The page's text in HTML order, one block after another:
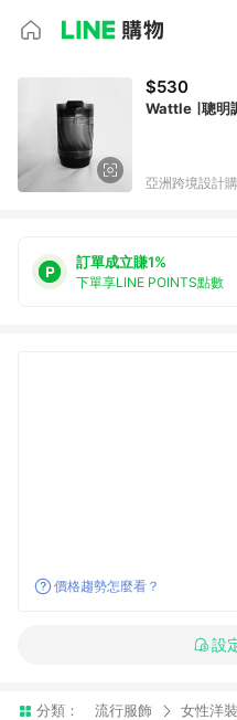
$530
Wattle ∣ 聰明
亞洲跨境設計
訂單成立賺1%
下單享LINE POINTS點數
價格趨勢怎麼看？
設
分類： 流行服飾 女性洋